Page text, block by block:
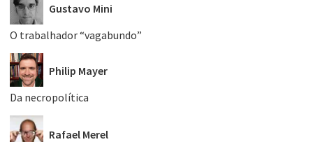
Gustavo Mini
O trabalhador “vagabundo”
Philip Mayer
Da necropolítica
Rafael Merel